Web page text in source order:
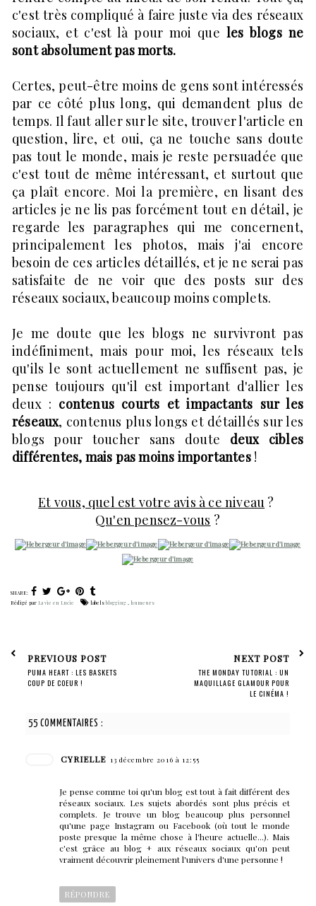
c'est très compliqué à faire juste via des réseaux
sociaux, et c'est là pour moi que les blogs ne
sont absolument pas morts.
Certes, peut-être moins de gens sont intéressés
par ce côté plus long, qui demandent plus de
temps. Il faut aller sur le site, trouver l'article en
question, lire, et oui, ça ne touche sans doute
pas tout le monde, mais je reste persuadée que
c'est tout de même intéressant, et surtout que
ça plaît encore. Moi la première, en lisant des
articles je ne lis pas forcément tout en détail, je
regarde les paragraphes qui me concernent,
principalement les photos, mais j'ai encore
besoin de ces articles détaillés, et je ne serai pas
satisfaite de ne voir que des posts sur des
réseaux sociaux, beaucoup moins complets.
Je me doute que les blogs ne survivront pas
indéfiniment, mais pour moi, les réseaux tels
qu'ils le sont actuellement ne suffisent pas, je
pense toujours qu'il est important d'allier les
deux : contenus courts et impactants sur les
réseaux, contenus plus longs et détaillés sur les
blogs pour toucher sans doute deux cibles
différentes, mais pas moins importantes!
Et vous, quel est votre avis à ce niveau ?
Qu'en pensez-vous ?
SHARE:
Rédigé par La vie en Lucie labels blogging humeurs
PREVIOUS POST
PUMA HEART : LES BASKETS
COUP DE COEUR !
NEXT POST
THE MONDAY TUTORIAL : UN
MAQUILLAGE GLAMOUR POUR
LE CINÉMA !
55 COMMENTAIRES :
CYRIELLE 13 décembre 2016 à 12:55
Je pense comme toi qu'un blog est tout à fait différent des
réseaux sociaux. Les sujets abordés sont plus précis et
complets. Je trouve un blog beaucoup plus personnel
qu'une page Instagram ou Facebook (où tout le monde
poste presque la même chose à l'heure actuelle...). Mais
c'est grâce au blog + aux réseaux sociaux qu'on peut
vraiment découvrir pleinement l'univers d'une personne !
RÉPONDRE